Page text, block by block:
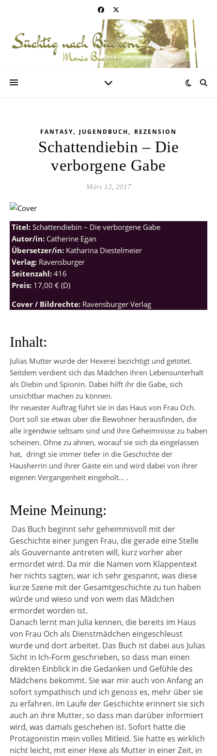
FANTASY, JUGENDBUCH, REZENSION
Schattendiebin – Die
verborgene Gabe
März 12, 2017
Titel: Schattendiebin – Die verborgene Gabe
Autor/in: Catherine Egan
Übersetzer/in: Katharina Diestelmeier
Verlag: Ravensburger
Seitenzahl: 416
Preis: 17,00 € (D)
Cover / Bildrechte: Ravensburger Verlag
Inhalt:
Julias Mutter wurde der Hexerei bezichtigt und getötet.
Seitdem verdient sich das Mädchen ihren Lebensunterhalt
als Diebin und Spionin. Dabei hilft ihr die Gabe, sich
unsichtbar machen zu können.
Ihr neuester Auftrag führt sie in das Haus von Frau Och.
Dort soll sie etwas über die Bewohner herausfinden, die
alle irgendwie seltsam sind und ihre Geheimnisse zu haben
scheinen. Ohne zu ahnen, worauf sie sich da eingelassen
hat, dringt sie immer tiefer in die Geschichte der
Hausherrin und ihrer Gäste ein und wird dabei von ihrer
eigenen Vergangenheit eingeholt… .
Meine Meinung:
Das Buch beginnt sehr geheimnisvoll mit der
Geschichte einer jungen Frau, die gerade eine Stelle
als Gouvernante antreten will, kurz vorher aber
ermordet wird. Da mir die Namen vom Klappentext
her nichts sagten, war ich sehr gespannt, was diese
kurze Szene mit der Gesamtgeschichte zu tun haben
würde und wieso und von wem das Mädchen
ermordet worden ist.
Danach lernt man Julia kennen, die bereits im Haus
von Frau Och als Dienstmädchen eingeschleust
wurde und dort arbeitet. Das Buch ist dabei aus Julias
Sicht in Ich-Form geschrieben, so dass man einen
direkten Einblick in die Gedanken und Gefühle des
Mädchens bekommt. Sie war mir auch von Anfang an
sofort sympathisch und ich genoss es, mehr über sie
zu erfahren. Im Laufe der Geschichte erinnert sie sich
auch an ihre Mutter, so dass man darüber informiert
wird, was damals geschehen ist. Sofort hatte die
Protagonistin mein volles Mitleid. Sie hatte es wirklich
nicht leicht, mit einer Hexe als Mutter in einer Zeit, in